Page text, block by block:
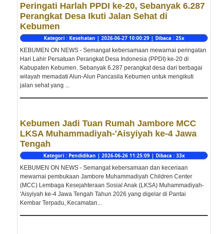
Peringati Harlah PPDI ke-20, Sebanyak 6.287
Perangkat Desa Ikuti Jalan Sehat di
Kebumen
Kategori : Kesehatan | 2026-06-27 10:00:29 | Dibaca : 25x
KEBUMEN ON NEWS - Semangat kebersamaan mewarnai peringatan
Hari Lahir Persatuan Perangkat Desa Indonesia (PPDI) ke-20 di
Kabupaten Kebumen. Sebanyak 6.287 perangkat desa dari berbagai
wilayah memadati Alun-Alun Pancasila Kebumen untuk mengikuti
jalan sehat yang ...
Kebumen Jadi Tuan Rumah Jambore MCC
LKSA Muhammadiyah-'Aisyiyah ke-4 Jawa
Tengah
Kategori : Pendidikan | 2026-06-26 11:25:09 | Dibaca : 33x
KEBUMEN ON NEWS - Semangat kebersamaan dan keceriaan
mewarnai pembukaan Jambore Muhammadiyah Children Center
(MCC) Lembaga Kesejahteraan Sosial Anak (LKSA) Muhammadiyah-
'Aisyiyah ke-4 Jawa Tengah Tahun 2026 yang digelar di Pantai
Kembar Terpadu, Kecamatan...